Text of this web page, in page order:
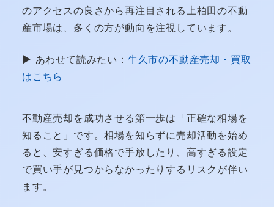
のアクセスの良さから再注目される上柏田の不動
産市場は、多くの方が動向を注視しています。
▶ あわせて読みたい： 牛久市の不動産売却・買取
はこちら
不動産売却を成功させる第一歩は「正確な相場を
知ること」です。相場を知らずに売却活動を始め
ると、安すぎる価格で手放したり、高すぎる設定
で買い手が見つからなかったりするリスクが伴い
ます。